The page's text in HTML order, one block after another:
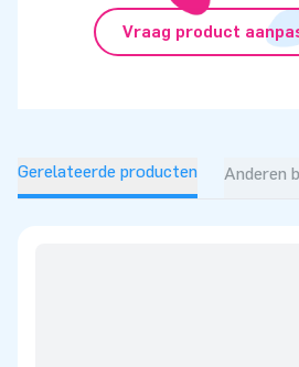
Vraag product
Gerelateerde producten Anderen